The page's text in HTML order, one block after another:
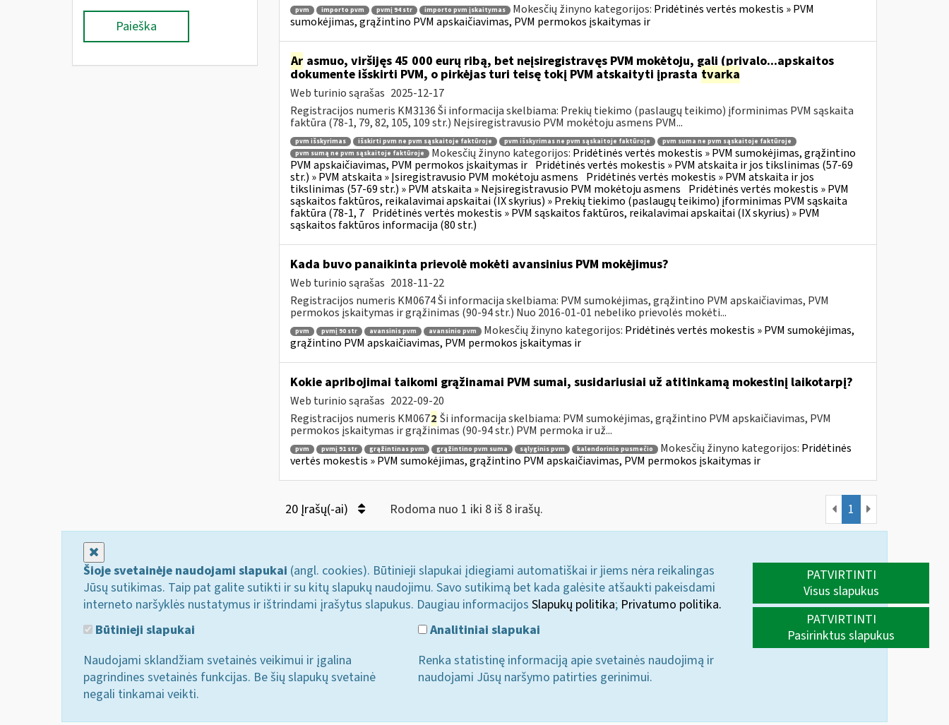
Paieška
pvm importo pvm pvmį 94 str importo pvm įskaitymas Mokesčių žinyno kategorijos: Pridėtinės vertės mokestis » PVM
sumokėjimas, grąžintino PVM apskaičiavimas, PVM permokos įskaitymas ir
Arasmuo, viršijęs 45 000 eurų ribą, bet neįsiregistravęs PVM mokėtoju, gali (privalo...apskaitos
dokumente išskirti PVM, o pirkėjas turi teisę tokį PVM atskaityti įprasta tvarka
Web turinio sąrašas 2025-12-17
Registracijos numeris KM3136 Ši informacija skelbiama: Prekių tiekimo (paslaugų teikimo) įforminimas PVM sąskaita
faktūra (78-1, 79, 82, 105, 109 str.) Neįsiregistravusio PVM mokėtoju asmens PVM...
pvm išskyrimas išskirti pvm ne pvm sąskaitoje faktūroje pvm išskyrimas ne pvm sąskaitoje faktūroje
pvm suma ne pvm sąskaitoje faktūroje
pvm sumą ne pvm sąskaitoje faktūroje
Mokesčių žinyno kategorijos: Pridėtinės vertės mokestis » PVM sumokėjimas, grąžintino
PVM apskaičiavimas, PVM permokos įskaitymas ir Pridėtinės vertės mokestis » PVM atskaita ir jos tikslinimas (57-69
str.) » PVM atskaita » Įsiregistravusio PVM mokėtoju asmens Pridėtinės vertės mokestis » PVM atskaita ir jos
tikslinimas (57-69 str.) » PVM atskaita » Neįsiregistravusio PVM mokėtoju asmens Pridėtinės vertės mokestis » PVM
sąskaitos faktūros, reikalavimai apskaitai (IX skyrius) » Prekių tiekimo (paslaugų teikimo) įforminimas PVM sąskaita
faktūra (78-1, 7 Pridėtinės vertės mokestis » PVM sąskaitos faktūros, reikalavimai apskaitai (IX skyrius) » PVM
sąskaitos faktūros informacija (80 str.)
Kada buvo panaikinta prievolė mokėti avansinius PVM mokėjimus?
Web turinio sąrašas 2018-11-22
Registracijos numeris KM0674 Ši informacija skelbiama: PVM sumokėjimas, grąžintino PVM apskaičiavimas, PVM
permokos įskaitymas ir grąžinimas (90-94 str.) Nuo 2016-01-01 nebeliko prievolės mokėti...
pvm pvmį 90 str avansinis pvm avansinio pvm Mokesčių žinyno kategorijos: Pridėtinės vertės mokestis » PVM sumokėjimas,
grąžintino PVM apskaičiavimas, PVM permokos įskaitymas ir
Kokie apribojimai taikomi grąžinamai PVM sumai, susidariusiai už atitinkamą mokestinį laikotarpį?
Web turinio sąrašas 2022-09-20
Registracijos numeris KM0672 Ši informacija skelbiama: PVM sumokėjimas, grąžintino PVM apskaičiavimas, PVM
permokos įskaitymas ir grąžinimas (90-94 str.) PVM permoka ir už...
pvm pvmį 91 str grąžintinas pvm grąžintino pvm suma sąlyginis pvm kalendorinio pusmečio Mokesčių žinyno kategorijos: Pridėtinės
vertės mokestis » PVM sumokėjimas, grąžintino PVM apskaičiavimas, PVM permokos įskaitymas ir
20 Įrašų(-ai) Rodoma nuo 1 iki 8 iš 8 irašų. 1
Šioje svetainėje naudojami slapukai (angl. cookies). Būtinieji slapukai įdiegiami automatiškai ir jiems nėra reikalingas
Jūsų sutikimas. Taip pat galite sutikti ir su kitų slapukų naudojimu. Savo sutikimą bet kada galėsite atšaukti pakeisdami
interneto naršyklės nustatymus ir ištrindami įrašytus slapukus. Daugiau informacijos Slapukų politika; Privatumo politika.
Būtinieji slapukai
Naudojami sklandžiam svetainės veikimui ir įgalina
pagrindines svetainės funkcijas. Be šių slapukų svetainė
negali tinkamai veikti.
Analitiniai slapukai
Renka statistinę informaciją apie svetainės naudojimą ir
naudojami Jūsų naršymo patirties gerinimui.
PATVIRTINTI
Visus slapukus
PATVIRTINTI
Pasirinktus slapukus